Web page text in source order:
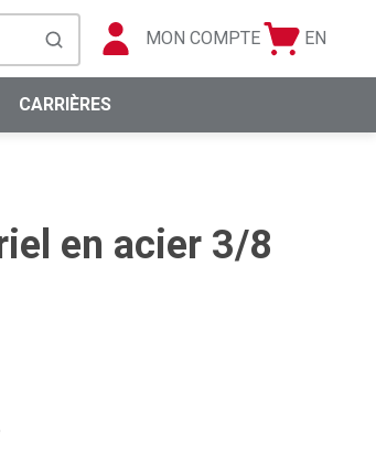
soumettre la recherche
MON COMPTE
Panier
Langue
EN
CARRIÈRES
en acier 3/8